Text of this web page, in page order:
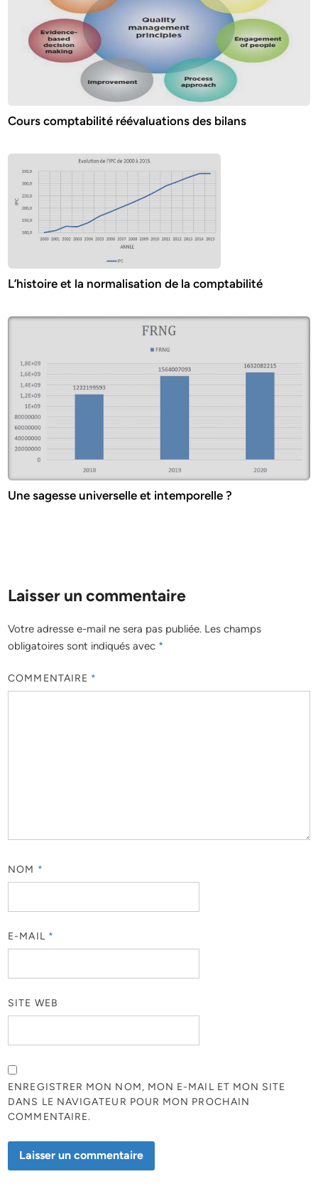
Cours comptabilité réévaluations des bilans
L’histoire et la normalisation de la comptabilité
Une sagesse universelle et intemporelle ?
Laisser un commentaire
Votre adresse e-mail ne sera pas publiée. Les champs
obligatoires sont indiqués avec *
COMMENTAIRE *
NOM *
E-MAIL *
SITE WEB
ENREGISTRER MON NOM, MON E-MAIL ET MON SITE
DANS LE NAVIGATEUR POUR MON PROCHAIN
COMMENTAIRE.